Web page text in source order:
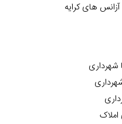
های کرایه
شهرداری